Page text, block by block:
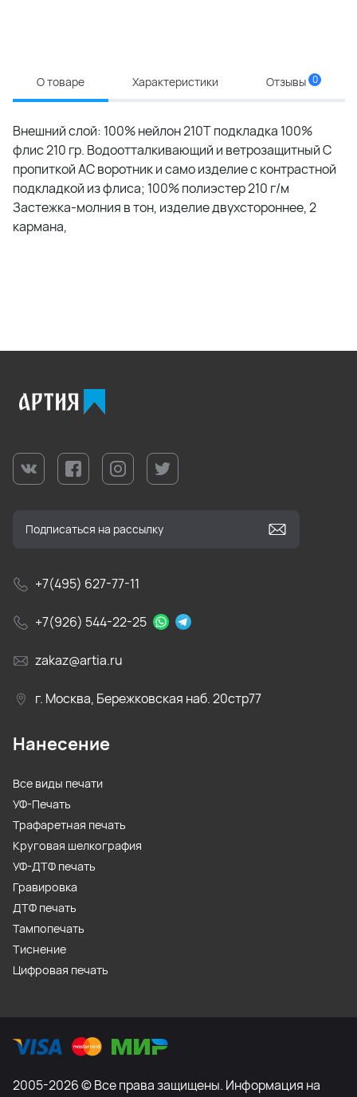
О товаре Характеристики Отзывы 0
Внешний слой: 100% нейлон 210Т подкладка 100%
флис 210 гр. Водоотталкивающий и ветрозащитный С
пропиткой АС воротник и само изделие с контрастной
подкладкой из флиса; 100% полиэстер 210 г/м
Застежка-молния в тон, изделие двуxстороннее, 2
кармана,
+7(495) 627-77-11
+7(926) 544-22-25
zakaz@artia.ru
г. Москва, Бережковская наб. 20стр77
Нанесение
Все виды печати
УФ-Печать
Трафаретная печать
Круговая шелкография
УФ-ДТФ печать
Гравировка
ДТФ печать
Тампопечать
Тиснение
Цифровая печать
2005-2026 © Все права защищены. Информация на